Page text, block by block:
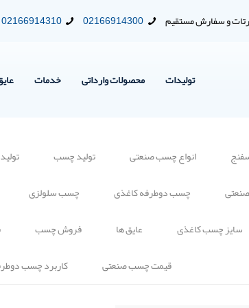
و سفارش مستقیم 02166914300
02166914310
تولیدات محصولات وارداتی خدمات
انواع چسب صنعتی تولید چسب
چسب دوطرفه کاغذی چسب سلولزی
سایز چسب کاغذی عایق ها فروش چسب
قیمت چسب صنعتی
کاربرد چسب